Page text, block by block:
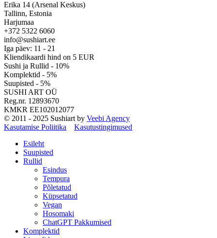
Erika 14 (Arsenal Keskus)
Tallinn, Estonia
Harjumaa
+372 5322 6060
info@sushiart.ee
Iga päev: 11 - 21
Kliendikaardi hind on 5 EUR
Sushi ja Rullid - 10%
Komplektid - 5%
Suupisted - 5%
SUSHI ART OÜ
Reg.nr. 12893670
KMKR EE102012077
© 2011 - 2025 Sushiart by Veebi Agency
Kasutamise Poliitika
Kasutustingimused
Esileht
Suupisted
Rullid
Esindus
Tempura
Põletatud
Küpsetatud
Vegan
Hosomaki
ChatGPT Pakkumised
Komplektid